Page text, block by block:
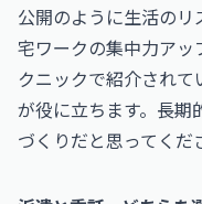
公開のように生活のリ
宅ワークの集中力ア
クニックで紹介されて
が役に立ちます。長期
づくりだと思ってくだ